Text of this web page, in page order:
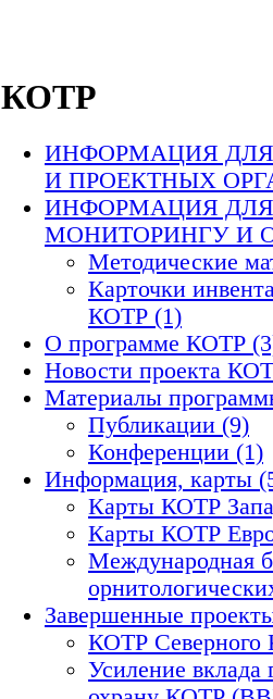
КОТР
ИНФОРМАЦИЯ ДЛЯ
И ПРОЕКТНЫХ
ИНФОРМАЦИЯ
МОНИТОРИНГУ И
Методические
Карточки
КОТР (1)
О программе КОТР
Новости проекта
Материалы
Публикации (9)
Конференции (1)
Информация, карты
Карты КОТР
Карты КОТР
Международная
Завершенные
КОТР Северного
Усиление вклада